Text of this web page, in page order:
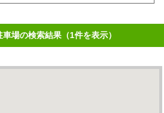
場の検索結果（1件を表示）